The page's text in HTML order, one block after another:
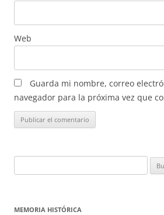
Web
Guarda mi nombre, correo
navegador para la próxima vez que
MEMORIA HISTÓRICA